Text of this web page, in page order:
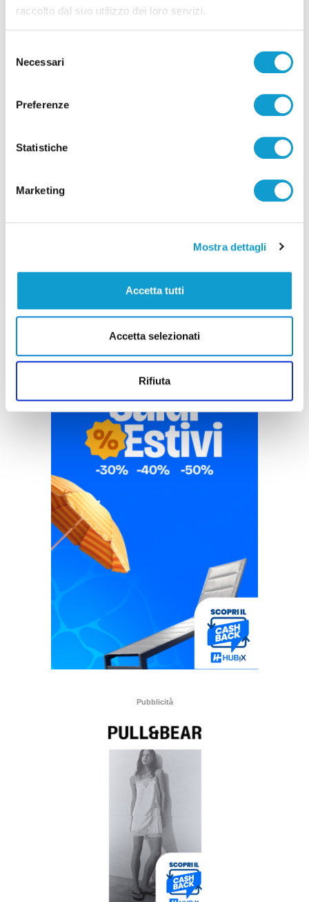
raccolto dal suo utilizzo dei loro servizi.
delNecessari
Preferenze
Statistiche
Marketing
Mostra dettagli
Accetta tutti
Accetta selezionati
Rifiuta
Pubblicità